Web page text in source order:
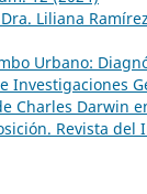
Liliana Ramírez
Urbano:
Investigaciones
Charles Darwin
Revista del